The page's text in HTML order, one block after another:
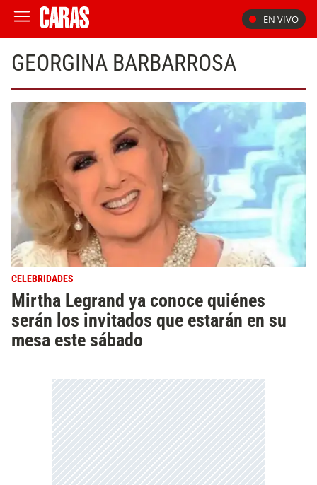
EN VIVO
GEORGINA BARBARROSA
CELEBRIDADES
Mirtha Legrand ya conoce quiénes
serán los invitados que estarán en su
mesa este sábado